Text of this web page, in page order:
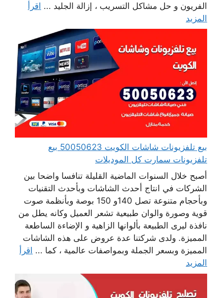
الفريون و حل مشاكل التسريب ، إزالة الجليد ... اقرأ
المزيد
بيع تلفزيونات شاشات الكويت 50050623 بيع
تلفزيونات سمارت كل الموديلات
أصبح خلال السنوات الماضية القليلة تنافسا واضحا بين
الشركات في انتاج أحدث الشاشات وبأحدث التقنيات
وبأحجام متنوعة تصل 140و 150 بوصة وبأنظمة صوت
قوية وصورة والوان طبيعية تشعر العميل وكانه يطل من
نافذة ليرى الطبيعة بألوانها الزاهية و الإضاءة الساطعة
المميزة. ولدى شركتنا عدة عروض على هذه الشاشات
المميزة وبسعر الجملة وبمواصفات عالمية ، كما ... اقرأ
المزيد